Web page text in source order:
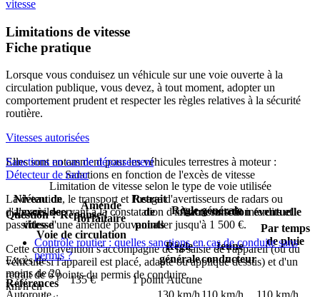
vitesse
Limitations de vitesse
Fiche pratique
Lorsque vous conduisez un véhicule sur une voie ouverte à la
circulation publique, vous devez, à tout moment, adopter un
comportement prudent et respecter les règles relatives à la sécurité
routière.
Vitesses autorisées
Elles sont notamment pour les véhicules terrestres à moteur :
Limitation de vitesse selon le type de voie utilisée
Voie de circulation
Règle générale
Par temps
de pluie
Règle
générale
Jeune
conducteur
Sanctions en cas de dépassement
Sanctions en fonction de l'excès de vitesse
Niveau de
l'excès de
vitesse
Amende
forfaitaire
Retrait
de
points
Autre sanction éventuelle
Excès de
moins de 20
km/h en
135 € 1 point Aucune
Détecteur de radar
La détention, le transport et l'usage d'avertisseurs de radars ou
d'appareils servant à la constatation d'infractions sont interdits et
passibles d'une amende pouvant aller jusqu'à 1 500 €.
Cette contravention s'accompagne de la saisie de l'appareil (ou du
véhicule si l'appareil est placé, adapté ou appliqué dessus) et d'un
retrait de 6 points du permis de conduire.
Question ? Réponse !
Contrôle routier : quelles sanctions en cas de conduite sans
permis ?
Références